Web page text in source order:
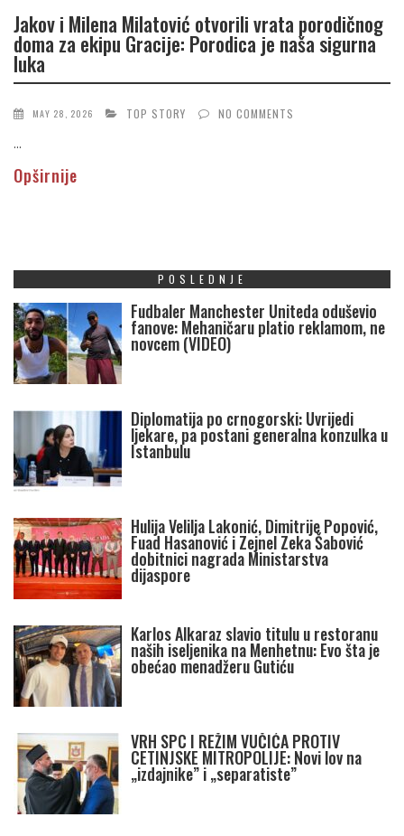
Jakov i Milena Milatović otvorili vrata porodičnog
doma za ekipu Gracije: Porodica je naša sigurna
luka
MAY 28, 2026 TOP STORY NO COMMENTS
...
Opširnije
POSLEDNJE
Fudbaler Manchester Uniteda oduševio
fanove: Mehaničaru platio reklamom, ne
novcem (VIDEO)
Diplomatija po crnogorski: Uvrijedi
ljekare, pa postani generalna konzulka u
Istanbulu
Hulija Velilja Lakonić, Dimitrije Popović,
Fuad Hasanović i Zejnel Zeka Šabović
dobitnici nagrada Ministarstva
dijaspore
Karlos Alkaraz slavio titulu u restoranu
naših iseljenika na Menhetnu: Evo šta je
obećao menadžeru Gutiću
VRH SPC I REŽIM VUČIĆA PROTIV
CETINJSKE MITROPOLIJE: Novi lov na
„izdajnike” i „separatiste”